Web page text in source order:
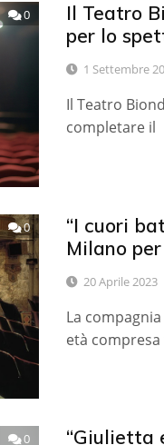
0
Il Teatro
per lo
1 Settembre
Il Teatro
completare il
0
“I cuori
Milano
20 Aprile 2023
La
età
0 “Giulietta